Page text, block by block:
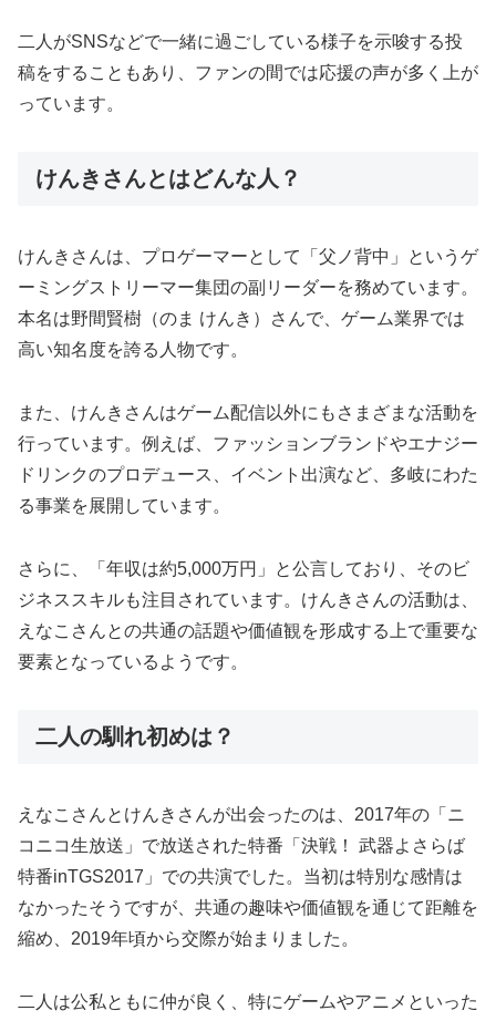
二人がSNSなどで一緒に過ごしている様子を示唆する投
稿をすることもあり、ファンの間では応援の声が多く上が
っています。
けんきさんとはどんな人？
けんきさんは、プロゲーマーとして「父ノ背中」というゲ
ーミングストリーマー集団の副リーダーを務めています。
本名は野間賢樹（のま けんき）さんで、ゲーム業界では
高い知名度を誇る人物です。
また、けんきさんはゲーム配信以外にもさまざまな活動を
行っています。例えば、ファッションブランドやエナジー
ドリンクのプロデュース、イベント出演など、多岐にわた
る事業を展開しています。
さらに、「年収は約5,000万円」と公言しており、そのビ
ジネススキルも注目されています。けんきさんの活動は、
えなこさんとの共通の話題や価値観を形成する上で重要な
要素となっているようです。
二人の馴れ初めは？
えなこさんとけんきさんが出会ったのは、2017年の「ニ
コニコ生放送」で放送された特番「決戦！ 武器よさらば
特番inTGS2017」での共演でした。当初は特別な感情は
なかったそうですが、共通の趣味や価値観を通じて距離を
縮め、2019年頃から交際が始まりました。
二人は公私ともに仲が良く、特にゲームやアニメといった